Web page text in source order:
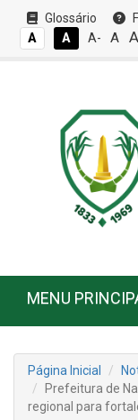
Glossário
A
A A- A
MENU
Página Inicial
Prefeitura de
regional para